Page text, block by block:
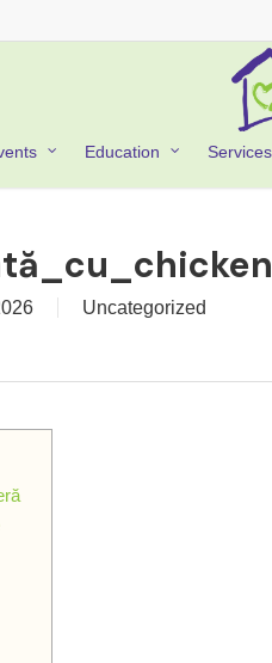
Education Services
Uncategorized